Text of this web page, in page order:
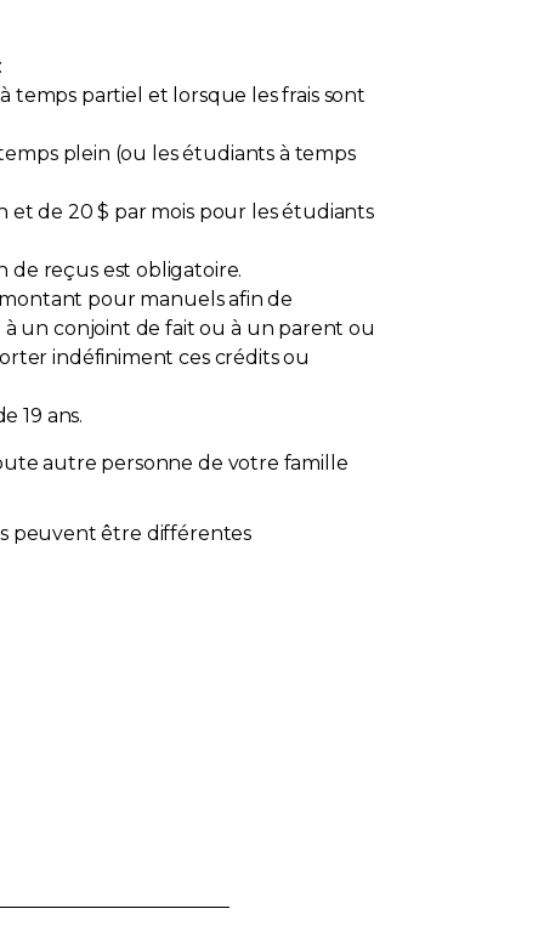
temps partiel et lorsque les frais sont
plein (ou les étudiants à temps
de 20 $ par mois pour les étudiants
reçus est obligatoire.
pour manuels afin de
un conjoint de fait ou à un parent ou
indéfiniment ces crédits ou
19 ans.
autre personne de votre famille
peuvent être différentes